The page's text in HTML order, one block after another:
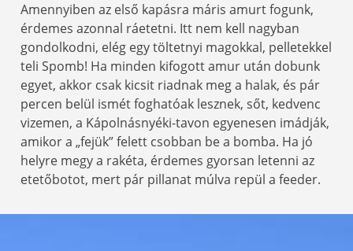
Amennyiben az első kapásra máris amurt fogunk,
érdemes azonnal ráetetni. Itt nem kell nagyban
gondolkodni, elég egy töltetnyi magokkal, pelletekkel
teli Spomb! Ha minden kifogott amur után dobunk
egyet, akkor csak kicsit riadnak meg a halak, és pár
percen belül ismét foghatóak lesznek, sőt, kedvenc
vizemen, a Kápolnásnyéki-tavon egyenesen imádják,
amikor a „fejük” felett csobban be a bomba. Ha jó
helyre megy a rakéta, érdemes gyorsan letenni az
etetőbotot, mert pár pillanat múlva repül a feeder.